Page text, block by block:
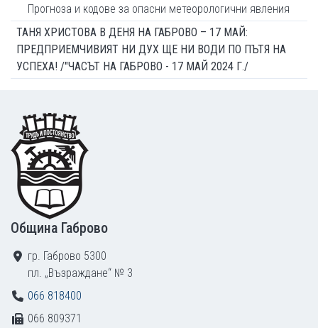
Прогноза и кодове за опасни метеорологични явления
ТАНЯ ХРИСТОВА В ДЕНЯ НА ГАБРОВО – 17 МАЙ:
ПРЕДПРИЕМЧИВИЯТ НИ ДУХ ЩЕ НИ ВОДИ ПО ПЪТЯ НА
УСПЕХА! /"ЧАСЪТ НА ГАБРОВО - 17 МАЙ 2024 Г./
Footer
Община Габрово
гр. Габрово 5300
пл. „Възраждане“ № 3
066 818400
066 809371